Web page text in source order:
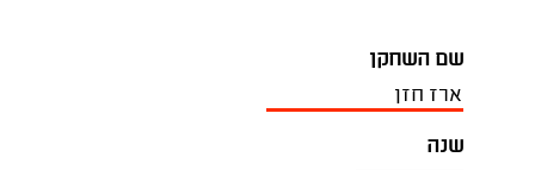
שם השחקן
שנה